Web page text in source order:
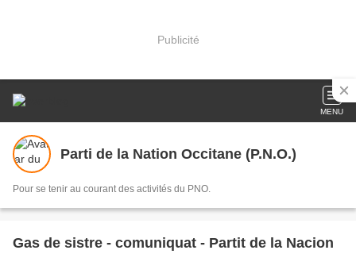
Publicité
MENU
Parti de la Nation Occitane (P.N.O.)
Pour se tenir au courant des activités du PNO.
Gas de sistre - comuniquat - Partit de la Nacion